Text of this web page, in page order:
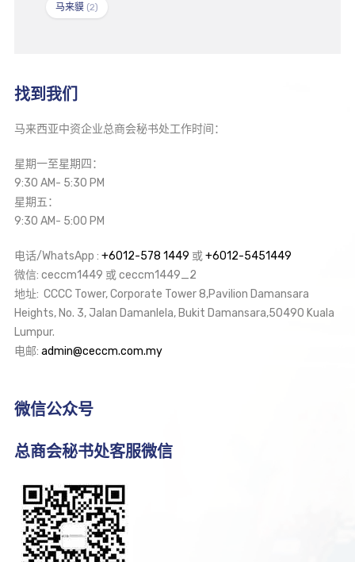
马来貘(2)
找到我们
马来西亚中资企业总商会秘书处工作时间：
星期一至星期四：
9:30 AM- 5:30 PM
星期五：
9:30 AM- 5:00 PM
电话/WhatsApp : +6012-578 1449 或+6012-5451449
微信: ceccm1449 或 ceccm1449_2
地址: CCCC Tower, Corporate Tower 8,Pavilion Damansara
Heights, No. 3, Jalan Damanlela, Bukit Damansara,50490 Kuala
Lumpur.
电邮: admin@ceccm.com.my
微信公众号
总商会秘书处客服微信